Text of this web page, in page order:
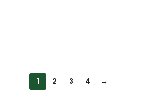
1 2 3 4 →